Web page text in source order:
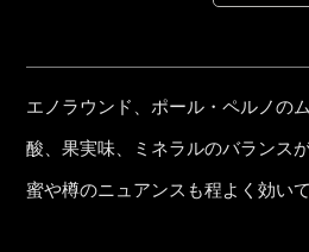
エノラウンド、ポール・ペルノの
酸、果実味、ミネラルのバランス
蜜や樽のニュアンスも程よく効い